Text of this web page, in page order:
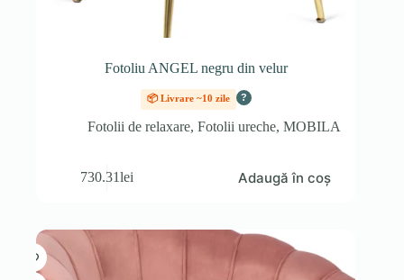
Fotoliu ANGEL negru din velur
📦 Livrare ~10 zile ?
Fotolii de relaxare, Fotolii ureche, MOBILA
730.31lei Adaugă în coș